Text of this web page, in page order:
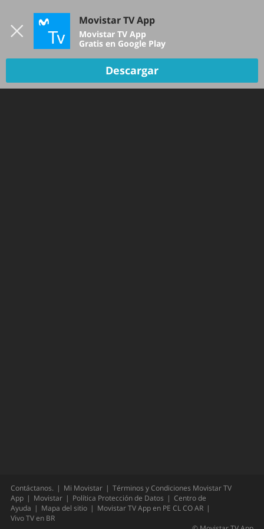
TV EN VIVO
Contáctanos. Mi Movistar
Términos y Condiciones Movistar TV
App
Movistar Política Protección de Datos
Centro de
Ayuda
Mapa del sitio Movistar TV App en PE CLCOAR
Vivo TV en BR
Movistar TV App
Movistar TV App
Gratis en Google Play
Descargar